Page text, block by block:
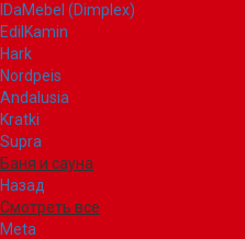
IDaMebel (Dimplex)
EdilKamin
Hark
Nordpeis
Andalusia
Kratki
Supra
Баня и сауна
Назад
Смотреть все
Meta